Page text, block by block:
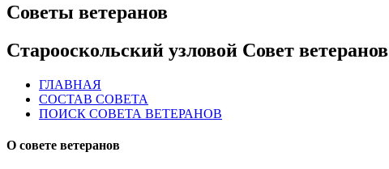
Советы ветеранов
Старооскольский узловой Совет ветеранов
ГЛАВНАЯ
СОСТАВ СОВЕТА
ПОИСК СОВЕТА ВЕТЕРАНОВ
О совете ветеранов